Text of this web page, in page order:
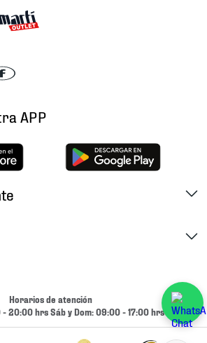
APP
Horarios de atención
- 20:00 hrs Sáb y Dom: 09:00 - 17:00 hrs